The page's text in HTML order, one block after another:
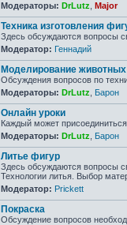
Модераторы: DrLutz Major
Техника изготовления
Здесь обсуждаются вопросы
Модератор: Геннадий
Моделирование животных
Обсуждения вопросов по
Модераторы: DrLutz Барон
Онлайн уроки
Каждый может
Модераторы: DrLutz Барон
Литье фигур
Здесь обсуждаются вопросы
Технологии литья. Выбор
Модератор: Prickett
Покраска
Обсуждение вопросов